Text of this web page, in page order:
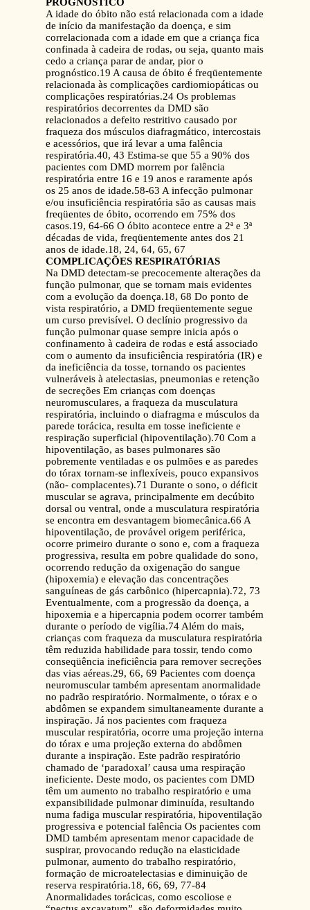
PROGNÓSTICO
A idade do óbito não está relacionada com a idade
de início da manifestação da doença, e sim
correlacionada com a idade em que a criança fica
confinada à cadeira de rodas, ou seja, quanto mais
cedo a criança parar de andar, pior o
prognóstico.19 A causa de óbito é freqüentemente
relacionada às complicações cardiomiopáticas ou
complicações respiratórias.24 Os problemas
respiratórios decorrentes da DMD são
relacionados a defeito restritivo causado por
fraqueza dos músculos diafragmático, intercostais
e acessórios, que irá levar a uma falência
respiratória.40, 43 Estima-se que 55 a 90% dos
pacientes com DMD morrem por falência
respiratória entre 16 e 19 anos e raramente após
os 25 anos de idade.58-63 A infecção pulmonar
e/ou insuficiência respiratória são as causas mais
freqüentes de óbito, ocorrendo em 75% dos
casos.19, 64-66 O óbito acontece entre a 2ª e 3ª
décadas de vida, freqüentemente antes dos 21
anos de idade.18, 24, 64, 65, 67
COMPLICAÇÕES RESPIRATÓRIAS
Na DMD detectam-se precocemente alterações da
função pulmonar, que se tornam mais evidentes
com a evolução da doença.18, 68 Do ponto de
vista respiratório, a DMD freqüentemente segue
um curso previsível. O declínio progressivo da
função pulmonar quase sempre inicia após o
confinamento à cadeira de rodas e está associado
com o aumento da insuficiência respiratória (IR) e
da ineficiência da tosse, tornando os pacientes
vulneráveis à atelectasias, pneumonias e retenção
de secreções Em crianças com doenças
neuromusculares, a fraqueza da musculatura
respiratória, incluindo o diafragma e músculos da
parede torácica, resulta em tosse ineficiente e
respiração superficial (hipoventilação).70 Com a
hipoventilação, as bases pulmonares são
pobremente ventiladas e os pulmões e as paredes
do tórax tornam-se inflexíveis, pouco expansivos
(não- complacentes).71 Durante o sono, o déficit
muscular se agrava, principalmente em decúbito
dorsal ou ventral, onde a musculatura respiratória
se encontra em desvantagem biomecânica.66 A
hipoventilação, de provável origem periférica,
ocorre primeiro durante o sono e, com a fraqueza
progressiva, resulta em pobre qualidade do sono,
ocorrendo redução da oxigenação do sangue
(hipoxemia) e elevação das concentrações
sanguíneas de gás carbônico (hipercapnia).72, 73
Eventualmente, com a progressão da doença, a
hipoxemia e a hipercapnia podem ocorrer também
durante o período de vigília.74 Além do mais,
crianças com fraqueza da musculatura respiratória
têm reduzida habilidade para tossir, tendo como
conseqüência ineficiência para remover secreções
das vias aéreas.29, 66, 69 Pacientes com doença
neuromuscular também apresentam anormalidade
no padrão respiratório. Normalmente, o tórax e o
abdômen se expandem simultaneamente durante a
inspiração. Já nos pacientes com fraqueza
muscular respiratória, ocorre uma projeção interna
do tórax e uma projeção externa do abdômen
durante a inspiração. Este padrão respiratório
chamado de ‘paradoxal’ causa uma respiração
ineficiente. Deste modo, os pacientes com DMD
têm um aumento no trabalho respiratório e uma
expansibilidade pulmonar diminuída, resultando
numa fadiga muscular respiratória, hipoventilação
progressiva e potencial falência Os pacientes com
DMD também apresentam menor capacidade de
suspirar, provocando redução na elasticidade
pulmonar, aumento do trabalho respiratório,
formação de microatelectasias e diminuição de
reserva respiratória.18, 66, 69, 77-84
Anormalidades torácicas, como escoliose e